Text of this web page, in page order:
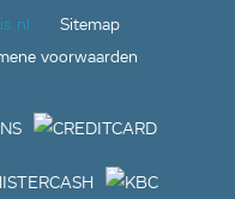
Sitemap
voorwaarden